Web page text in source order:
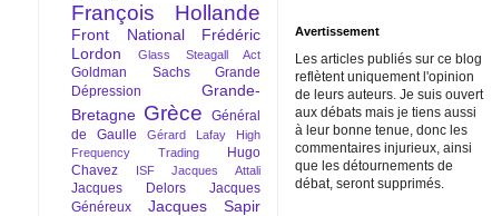
François Hollande
Front National
Frédéric
Lordon
Glass Steagall Act
Goldman Sachs
Grande
Dépression
Grande-
Bretagne Grèce
Général
de Gaulle
Gérard Lafay
High
Frequency Trading
Hugo
Chavez
ISF Jacques Attali
Jacques Delors
Jacques
Généreux
Jacques Sapir
Avertissement
Les articles publiés sur ce blog
reflètent uniquement l'opinion
de leurs auteurs. Je suis ouvert
aux débats mais je tiens aussi
à leur bonne tenue, donc les
commentaires injurieux, ainsi
que les détournements de
débat, seront supprimés.